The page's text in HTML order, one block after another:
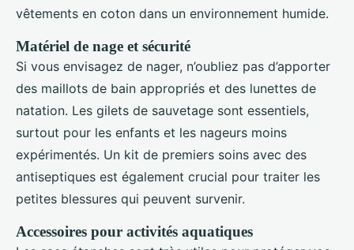
vêtements en coton dans un environnement humide.
Matériel de nage et sécurité
Si vous envisagez de nager, n’oubliez pas d’apporter
des maillots de bain appropriés et des lunettes de
natation. Les gilets de sauvetage sont essentiels,
surtout pour les enfants et les nageurs moins
expérimentés. Un kit de premiers soins avec des
antiseptiques est également crucial pour traiter les
petites blessures qui peuvent survenir.
Accessoires pour activités aquatiques